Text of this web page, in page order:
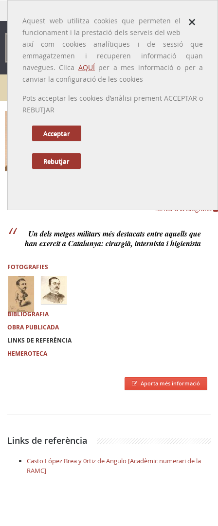
×
Aquest web utilitza cookies que permeten el
funcionament i la prestació dels serveis del web
així com cookies analítiques i de sessió que
emmagatzemen i recuperen informació quan
navegues. Clica AQUÍper a mes informació o per a
canviar la configuració de les cookies
Pots acceptar les cookies d’anàlisi prement ACCEPTAR o
REBUTJAR
Acceptar
Rebutjar
Galeria de metges
Tornar a la Biografia
Un dels metges militars més destacats entre aquells que
han exercit a Catalunya: cirurgià, internista i higienista
FOTOGRAFIES
BIBLIOGRAFIA
OBRA PUBLICADA
LINKS DE REFERÈNCIA
HEMEROTECA
Aporta més informació
Links de referència
Casto López Brea y 0rtiz de Angulo [Acadèmic numerari de la
RAMC]